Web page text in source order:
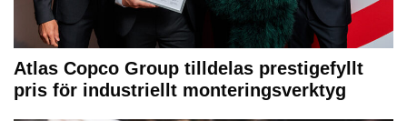
Atlas Copco Group tilldelas prestigefyllt
pris för industriellt monteringsverktyg